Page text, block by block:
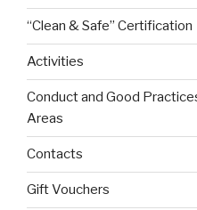
“Clean & Safe” Certification
Activities
Conduct and Good
Areas
Contacts
Gift Vouchers